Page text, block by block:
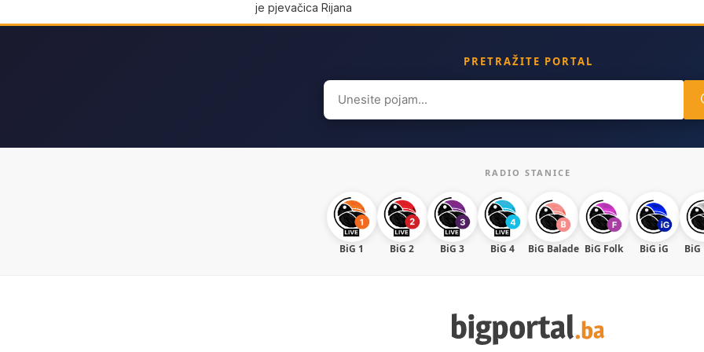
je pjevačica Rijana
PRETRAŽITE PORTAL
Search
for:
RADIO STANICE
BiG 1 BiG 2 BiG 3 BiG 4 BiG Balade BiG Folk BiG iG BiG